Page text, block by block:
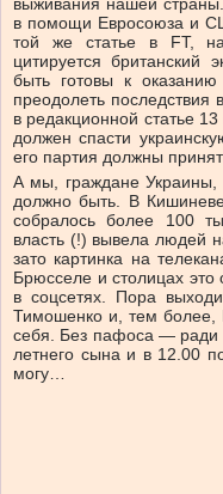
выживания нашей
в помощи Евросоюза и
той же статье в FT, на
цитируется
быть готовы к
преодолеть последствия
в редакционной статье
должен спасти
его партия должны
А мы, граждане Украины,
должно быть. В
собралось более 100
власть (!) вывела людей
зато картинка на
Брюсселе и столицах
в соцсетях. Пора
Тимошенко и, тем более,
себя. Без пафоса — ради
летнего сына и в 12.00
могу…